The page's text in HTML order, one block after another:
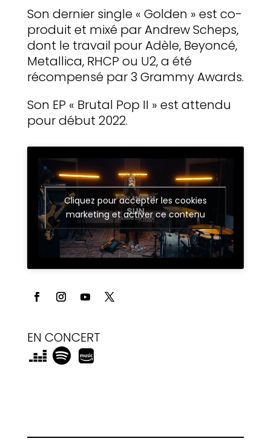
Son dernier single « Golden » est co-
produit et mixé par Andrew Scheps,
dont le travail pour Adèle, Beyoncé,
Metallica, RHCP ou U2, a été
récompensé par 3 Grammy Awards.
Son EP « Brutal Pop II » est attendu
pour début 2022.
Cliquez pour accepter les cookies
marketing et activer ce contenu
EN CONCERT